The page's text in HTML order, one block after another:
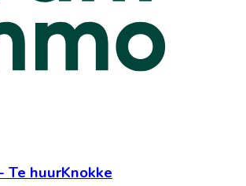
- Te huurKnokke